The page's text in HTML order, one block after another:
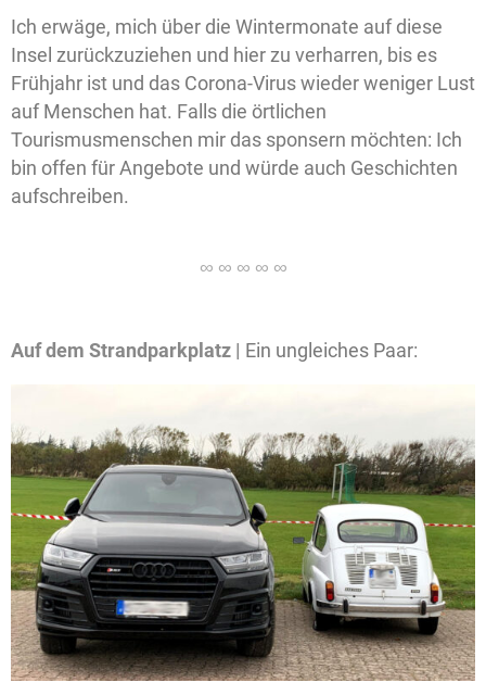
Ich erwäge, mich über die Wintermonate auf diese
Insel zurückzuziehen und hier zu verharren, bis es
Frühjahr ist und das Corona-Virus wieder weniger Lust
auf Menschen hat. Falls die örtlichen
Tourismusmenschen mir das sponsern möchten: Ich
bin offen für Angebote und würde auch Geschichten
aufschreiben.
Auf dem Strandparkplatz | Ein ungleiches Paar: